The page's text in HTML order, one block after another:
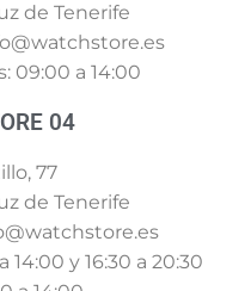
de Tenerife
09:00 a 14:00
04
77
de Tenerife
14:00 y 16:30 a 20:30